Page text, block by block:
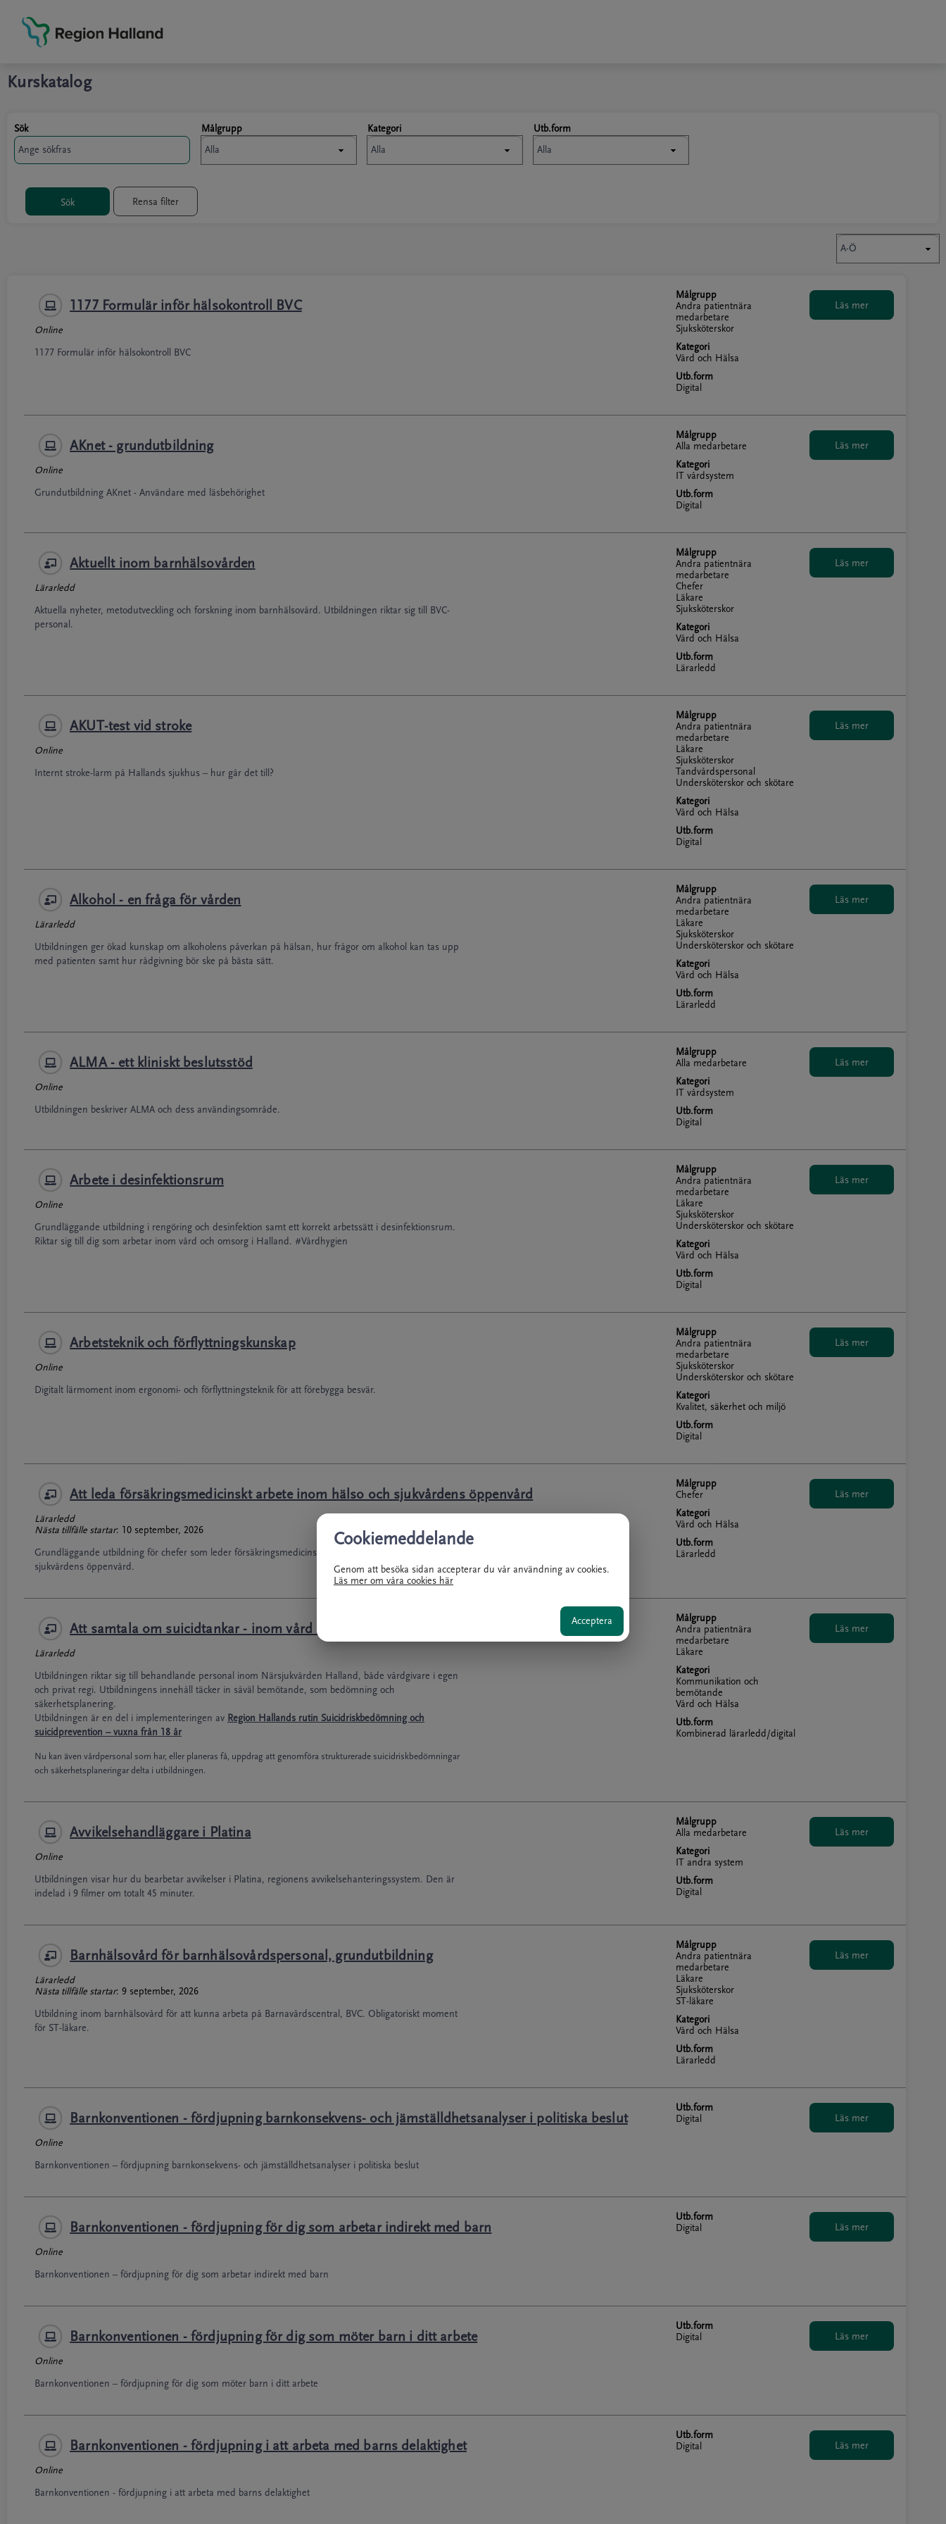
Portal
Kurskatalog
Sök Målgrupp Kategori Utb.form
Sök Rensa filter
1177 Formulär inför hälsokontroll BVC
Online
1177 Formulär inför hälsokontroll BVC
Målgrupp
Andra patientnära
medarbetare
Sjuksköterskor
Kategori
Vård och Hälsa
Utb.form
Digital
AKnet - grundutbildning
Online
Grundutbildning AKnet - Användare med läsbehörighet
Målgrupp
Alla medarbetare
Kategori
IT vårdsystem
Utb.form
Digital
Aktuellt inom barnhälsovården
Lärarledd
Aktuella nyheter, metodutveckling och forskning inom barnhälsovård. Utbildningen riktar sig till BVC-
personal.
Målgrupp
Andra patientnära
medarbetare
Chefer
Läkare
Sjuksköterskor
Kategori
Vård och Hälsa
Utb.form
Lärarledd
AKUT-test vid stroke
Online
Internt stroke-larm på Hallands sjukhus – hur går det till?
Målgrupp
Andra patientnära
medarbetare
Läkare
Sjuksköterskor
Tandvårdspersonal
Undersköterskor och skötare
Kategori
Vård och Hälsa
Utb.form
Digital
Alkohol - en fråga för vården
Lärarledd
Utbildningen ger ökad kunskap om alkoholens påverkan på hälsan, hur frågor om alkohol kan tas upp
med patienten samt hur rådgivning bör ske på bästa sätt.
Målgrupp
Andra patientnära
medarbetare
Läkare
Sjuksköterskor
Undersköterskor och skötare
Kategori
Vård och Hälsa
Utb.form
Lärarledd
ALMA - ett kliniskt beslutsstöd
Online
Utbildningen beskriver ALMA och dess användingsområde.
Målgrupp
Alla medarbetare
Kategori
IT vårdsystem
Utb.form
Digital
Arbete i desinfektionsrum
Online
Grundläggande utbildning i rengöring och desinfektion samt ett korrekt arbetssätt i desinfektionsrum.
Riktar sig till dig som arbetar inom vård och omsorg i Halland. #Vårdhygien
Målgrupp
Andra patientnära
medarbetare
Läkare
Sjuksköterskor
Undersköterskor och skötare
Kategori
Vård och Hälsa
Utb.form
Digital
Arbetsteknik och förflyttningskunskap
Online
Digitalt lärmoment inom ergonomi- och förflyttningsteknik för att förebygga besvär.
Målgrupp
Andra patientnära
medarbetare
Sjuksköterskor
Undersköterskor och skötare
Kategori
Kvalitet, säkerhet och miljö
Utb.form
Digital
Att leda försäkringsmedicinskt arbete inom hälso och sjukvårdens öppenvård
Lärarledd
Nästa tillfälle startar: 10 september, 2026
Grundläggande utbildning för chefer som leder försäkringsmedicinskt arbete inom hälso och
sjukvårdens öppenvård.
Målgrupp
Chefer
Kategori
Vård och Hälsa
Utb.form
Lärarledd
Att samtala om suicidtankar - inom vård och omsorg
Lärarledd
Utbildningen riktar sig till behandlande personal inom Närsjukvården Halland, både vårdgivare i egen
och privat regi. Utbildningens innehåll täcker in såväl bemötande, som bedömning och
säkerhetsplanering.
Utbildningen är en del i implementeringen av Region Hallands rutin Suicidriskbedömning och
suicidprevention – vuxna från 18 år
Nu kan även vårdpersonal som har, eller planeras få, uppdrag att genomföra strukturerade suicidriskbedömningar
och säkerhetsplaneringar delta i utbildningen.
Målgrupp
Andra patientnära
medarbetare
Läkare
Kategori
Kommunikation och
bemötande
Vård och Hälsa
Utb.form
Kombinerad lärarledd/digital
Avvikelsehandläggare i Platina
Online
Utbildningen visar hur du bearbetar avvikelser i Platina, regionens avvikelsehanteringssystem. Den är
indelad i 9 filmer om totalt 45 minuter.
Målgrupp
Alla medarbetare
Kategori
IT andra system
Utb.form
Digital
Barnhälsovård för barnhälsovårdspersonal, grundutbildning
Lärarledd
Nästa tillfälle startar: 9 september, 2026
Utbildning inom barnhälsovård för att kunna arbeta på Barnavårdscentral, BVC. Obligatoriskt moment
för ST-läkare.
Målgrupp
Andra patientnära
medarbetare
Läkare
Sjuksköterskor
ST-läkare
Kategori
Vård och Hälsa
Utb.form
Lärarledd
Barnkonventionen - fördjupning barnkonsekvens- och jämställdhetsanalyser i politiska beslut
Online
Barnkonventionen – fördjupning barnkonsekvens- och jämställdhetsanalyser i politiska beslut
Utb.form
Digital
Barnkonventionen - fördjupning för dig som arbetar indirekt med barn
Online
Barnkonventionen – fördjupning för dig som arbetar indirekt med barn
Utb.form
Digital
Barnkonventionen - fördjupning för dig som möter barn i ditt arbete
Online
Barnkonventionen – fördjupning för dig som möter barn i ditt arbete
Utb.form
Digital
Barnkonventionen - fördjupning i att arbeta med barns delaktighet
Online
Barnkonventionen - fördjupning i att arbeta med barns delaktighet
Utb.form
Digital
Cookiemeddelande
Genom att besöka sidan accepterar du vår användning av cookies.
Läs mer om våra cookies här
Acceptera